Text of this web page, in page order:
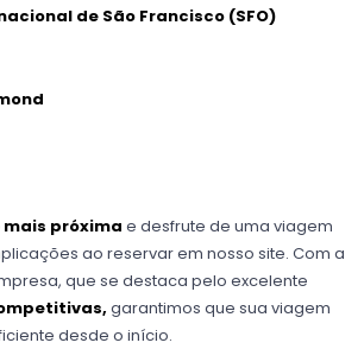
de São Francisco (SFO)
mais próximae desfrute de uma viagem
ao reservar em nosso site. Com a
que se destaca pelo excelente
garantimos que sua viagem
desde o início.